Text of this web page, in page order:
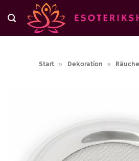
Inhalt
springen
Start » Dekoration »